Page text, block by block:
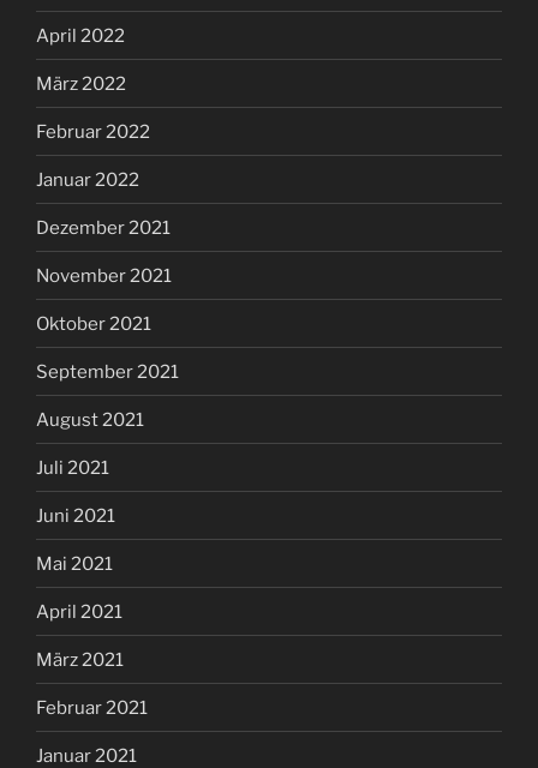
April 2022
März 2022
Februar 2022
Januar 2022
Dezember 2021
November 2021
Oktober 2021
September 2021
August 2021
Juli 2021
Juni 2021
Mai 2021
April 2021
März 2021
Februar 2021
Januar 2021